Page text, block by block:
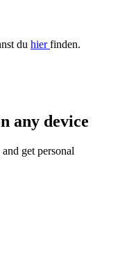
du hierfinden.
any device
get personal